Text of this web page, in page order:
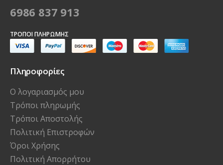
6986 837 913
ΤΡΌΠΟΙ ΠΛΗΡΩΜΉΣ
Πληροφορίες
Ο λογαριασμός μου
Τρόποι πληρωμής
Τρόποι Αποστολής
Πολιτική Επιστροφών
Όροι Χρήσης
Πολιτική Απορρήτου